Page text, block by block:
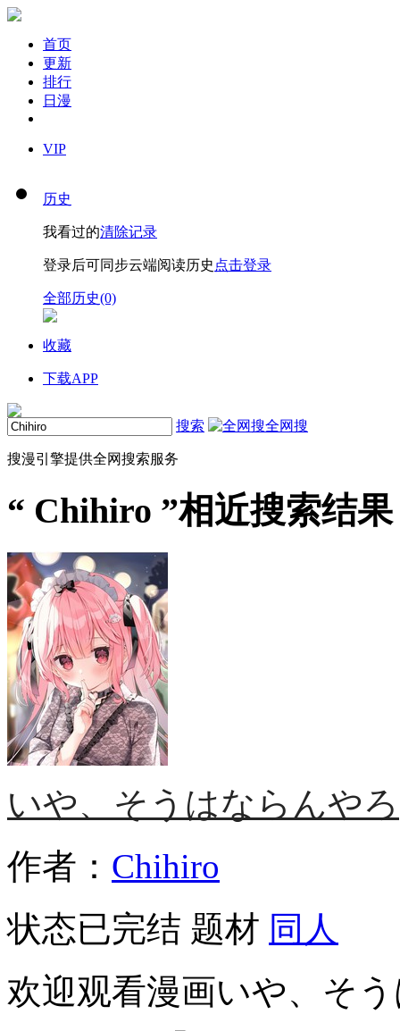
首页
更新
排行
日漫
VIP
历史
我看过的清除记录
登录后可同步云端阅读历史 点击登录
全部历史(0)
收藏
下载APP
搜索 全网搜
搜漫引擎提供全网搜索服务
“ Chihiro ”相近搜索结
いや、そうはならんやろ
作者： Chihiro
状态已完结 题材 同人
欢迎观看漫画いや、そ